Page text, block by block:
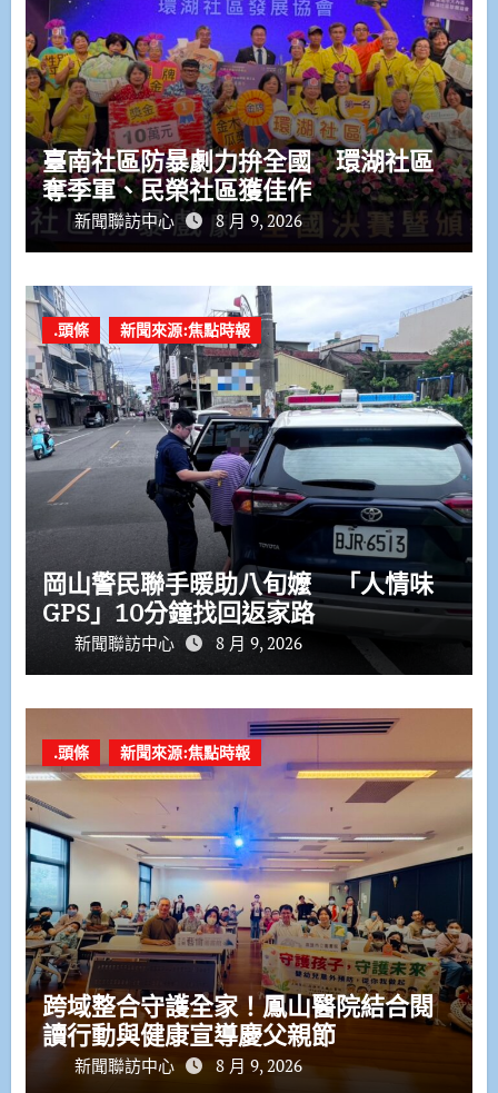
臺南社區防暴劇力拚全國 環湖社區
奪季軍、民榮社區獲佳作
新聞聯訪中心 8 月 9, 2026
.頭條 新聞來源:焦點時報
岡山警民聯手暖助八旬嬤 「人情味
GPS」10分鐘找回返家路
新聞聯訪中心 8 月 9, 2026
.頭條 新聞來源:焦點時報
跨域整合守護全家！鳳山醫院結合閱
讀行動與健康宣導慶父親節
新聞聯訪中心 8 月 9, 2026